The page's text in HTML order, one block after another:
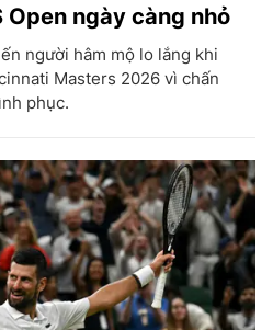
Open ngày càng nhỏ
người hâm mộ lo lắng khi
Masters 2026 vì chấn
phục.